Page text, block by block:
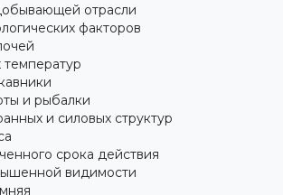
отрасли
факторов
и рыбалки
и силовых структур
срока действия
видимости